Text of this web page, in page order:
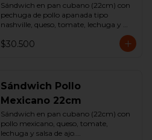
Sándwich en pan cubano (22cm) con
pechuga de pollo apanada tipo
nashville, queso, tomate, lechuga y
$30.500
Sándwich Pollo
Mexicano 22cm
Sándwich en pan cubano (22cm) con
pollo mexicano, queso, tomate,
lechuga y salsa de ajo.